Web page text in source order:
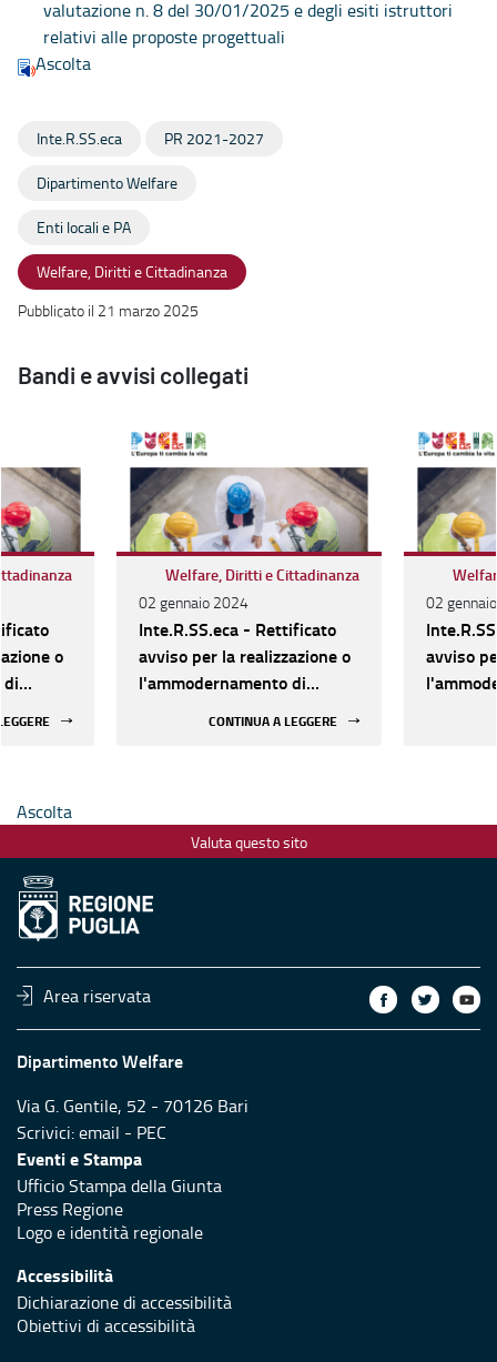
valutazione n. 8 del 30/01/2025 e degli esiti istruttori
relativi alle proposte progettuali
Ascolta
Inte.R.SS.eca PR 2021-2027
Dipartimento Welfare
Enti locali e PA
Welfare, Diritti e Cittadinanza
Pubblicato il 21 marzo 2025
Bandi e avvisi collegati
o
Welfare, Diritti e Cittadinanza
02 gennaio 2024
Inte.R.SS.eca - Rettificato
avviso per la realizzazione o
l'ammodernamento di
CONTINUA A LEGGERE
02
avviso
Ascolta
Valuta questo sito
Area riservata
Dipartimento Welfare
Via G. Gentile, 52 - 70126 Bari
Scrivici:email - PEC
Eventi e Stampa
Ufficio Stampa della Giunta
Press Regione
Logo e identità regionale
Accessibilità
Dichiarazione di accessibilità
Obiettivi di accessibilità